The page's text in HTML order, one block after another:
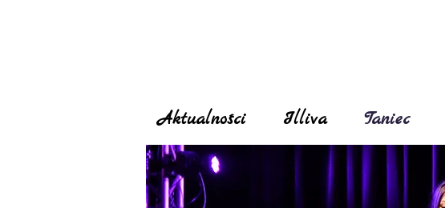
Aktualności Illiva Taniec